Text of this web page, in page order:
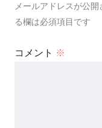
メールアドレスが公開
る欄は必須項目です
コメント ※